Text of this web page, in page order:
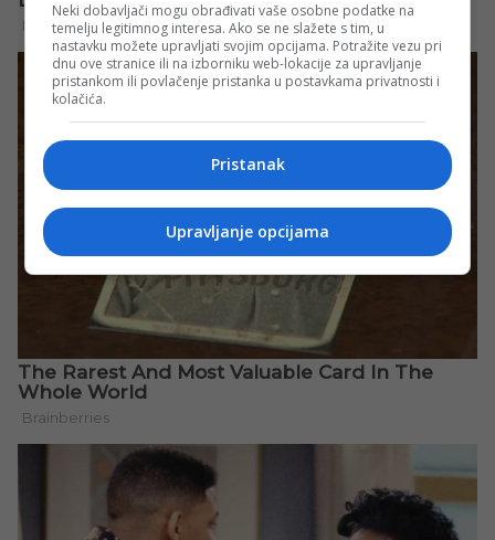
Neki dobavljači mogu obrađivati vaše osobne podatke na
temelju legitimnog interesa. Ako se ne slažete s tim, u
nastavku možete upravljati svojim opcijama. Potražite vezu pri
dnu ove stranice ili na izborniku web-lokacije za upravljanje
pristankom ili povlačenje pristanka u postavkama privatnosti i
kolačića.
Pristanak
Upravljanje opcijama